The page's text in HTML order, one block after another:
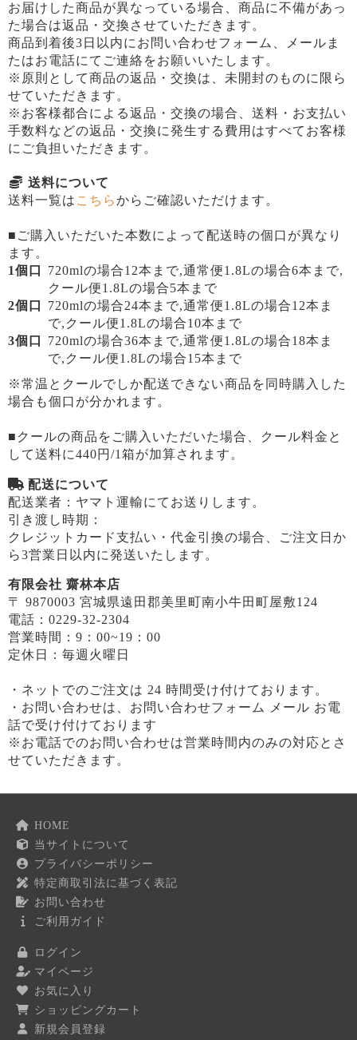
お届けした商品が異なっている場合、商品に不備があっ
た場合は返品・交換させていただきます。
商品到着後3日以内にお問い合わせフォーム、メールま
たはお電話にてご連絡をお願いいたします。
※原則として商品の返品・交換は、未開封のものに限ら
せていただきます。
※お客様都合による返品・交換の場合、送料・お支払い
手数料などの返品・交換に発生する費用はすべてお客様
にご負担いただきます。
送料について
送料一覧は こちらからご確認いただけます。
■ご購入いただいた本数によって配送時の個口が異なり
ます。
1個口
720mlの場合12本まで,通常便1.8Lの場合6本まで,
クール便1.8Lの場合5本まで
2個口
720mlの場合24本まで,通常便1.8Lの場合12本ま
で,クール便1.8Lの場合10本まで
3個口
720mlの場合36本まで,通常便1.8Lの場合18本ま
で,クール便1.8Lの場合15本まで
※常温とクールでしか配送できない商品を同時購入した
場合も個口が分かれます。
■クールの商品をご購入いただいた場合、クール料金と
して送料に440円/1箱が加算されます。
配送について
配送業者：ヤマト運輸にてお送りします。
引き渡し時期：
クレジットカード支払い・代金引換の場合、ご注文日か
ら3営業日以内に発送いたします。
有限会社 齋林本店
〒 9870003 宮城県遠田郡美里町南小牛田町屋敷124
電話：0229-32-2304
営業時間：9：00~19：00
定休日：毎週火曜日
・ネットでのご注文は 24 時間受け付けております。
・お問い合わせは、お問い合わせフォーム メール お電
話で受け付けております
※お電話でのお問い合わせは営業時間内のみの対応とさ
せていただきます。
HOME
当サイトについて
プライバシーポリシー
特定商取引法に基づく表記
お問い合わせ
ご利用ガイド
ログイン
マイページ
お気に入り
ショッピングカート
新規会員登録